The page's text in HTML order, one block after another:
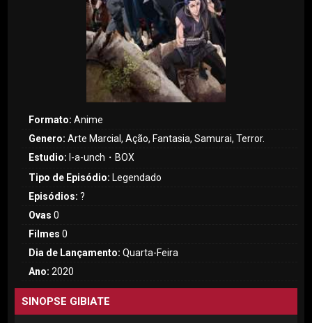
Formato: Anime
Genero: Arte Marcial, Ação, Fantasia, Samurai, Terror.
Estudio: l-a-unch・BOX
Tipo de Episódio: Legendado
Episódios: ?
Ovas 0
Filmes 0
Dia de Lançamento:Quarta-Feira
Ano: 2020
SINOPSE GIBIATE